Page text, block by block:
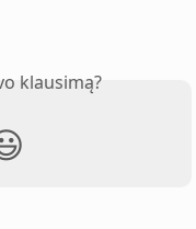
klausimą?